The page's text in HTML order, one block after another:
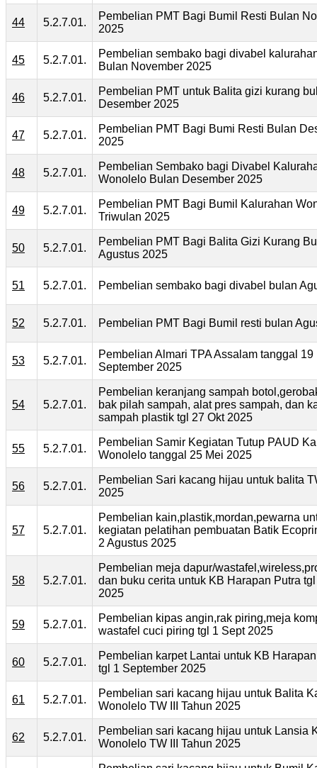
44 5.2.7.01.
Pembelian PMT Bagi Bumil Resti Bulan
2025
45 5.2.7.01.
Pembelian sembako bagi divabel
Bulan November 2025
46 5.2.7.01.
Pembelian PMT untuk Balita gizi kurang
Desember 2025
47 5.2.7.01.
Pembelian PMT Bagi Bumi Resti Bulan
2025
48 5.2.7.01.
Pembelian Sembako bagi Divabel
Wonolelo Bulan Desember 2025
49 5.2.7.01.
Pembelian PMT Bagi Bumil Kalurahan
Triwulan 2025
50 5.2.7.01.
Pembelian PMT Bagi Balita Gizi Kurang
Agustus 2025
51 5.2.7.01. Pembelian sembako bagi divabel bulan
52 5.2.7.01. Pembelian PMT Bagi Bumil resti bulan
53 5.2.7.01.
Pembelian Almari TPA Assalam tanggal 19
September 2025
54 5.2.7.01.
Pembelian keranjang sampah
bak pilah sampah, alat pres sampah, dan
sampah plastik tgl 27 Okt 2025
55 5.2.7.01.
Pembelian Samir Kegiatan Tutup PAUD
Wonolelo tanggal 25 Mei 2025
56 5.2.7.01.
Pembelian Sari kacang hijau untuk balita
2025
57 5.2.7.01.
Pembelian kain,plastik,mordan,pewarna
kegiatan pelatihan pembuatan Batik
2 Agustus 2025
58 5.2.7.01.
Pembelian meja dapur/
dan buku cerita untuk KB Harapan Putra
2025
59 5.2.7.01.
Pembelian kipas angin,rak piring,meja
wastafel cuci piring tgl 1 Sept 2025
60 5.2.7.01.
Pembelian karpet Lantai untuk KB
tgl 1 September 2025
61 5.2.7.01.
Pembelian sari kacang hijau untuk Balita
Wonolelo TW III Tahun 2025
62 5.2.7.01.
Pembelian sari kacang hijau untuk Lansia
Wonolelo TW III Tahun 2025